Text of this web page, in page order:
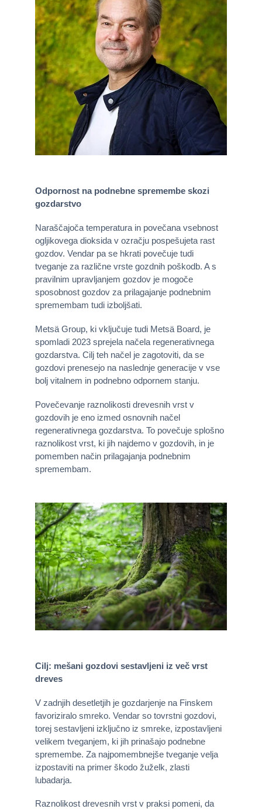
Odpornost na podnebne spremembe skozi
gozdarstvo
Naraščajoča temperatura in povečana vsebnost
ogljikovega dioksida v ozračju pospešujeta rast
gozdov. Vendar pa se hkrati povečuje tudi
tveganje za različne vrste gozdnih poškodb. A s
pravilnim upravljanjem gozdov je mogoče
sposobnost gozdov za prilagajanje podnebnim
spremembam tudi izboljšati.
Metsä Group, ki vključuje tudi Metsä Board, je
spomladi 2023 sprejela načela regenerativnega
gozdarstva. Cilj teh načel je zagotoviti, da se
gozdovi prenesejo na naslednje generacije v vse
bolj vitalnem in podnebno odpornem stanju.
Povečevanje raznolikosti drevesnih vrst v
gozdovih je eno izmed osnovnih načel
regenerativnega gozdarstva. To povečuje splošno
raznolikost vrst, ki jih najdemo v gozdovih, in je
pomemben način prilagajanja podnebnim
spremembam.
Cilj: mešani gozdovi sestavljeni iz več vrst
dreves
V zadnjih desetletjih je gozdarjenje na Finskem
favoriziralo smreko. Vendar so tovrstni gozdovi,
torej sestavljeni izključno iz smreke, izpostavljeni
velikem tveganjem, ki jih prinašajo podnebne
spremembe. Za najpomembnejše tveganje velja
izpostaviti na primer škodo žuželk, zlasti
lubadarja.
Raznolikost drevesnih vrst v praksi pomeni, da